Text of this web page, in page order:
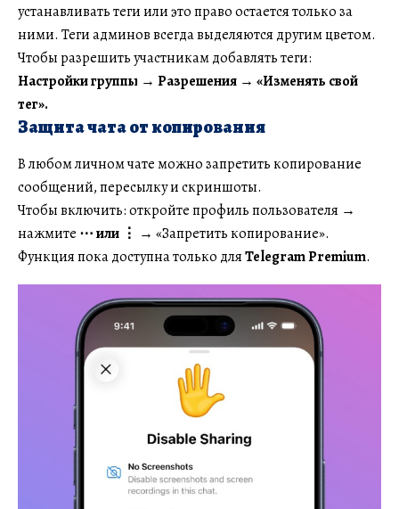
устанавливать теги или это право остается только за
ними. Теги админов всегда выделяются другим цветом.
Чтобы разрешить участникам добавлять теги:
Настройки группы → Разрешения → «Изменять свой
тег».
Защита чата от копирования
В любом личном чате можно запретить копирование
сообщений, пересылку и скриншоты.
Чтобы включить: откройте профиль пользователя →
нажмите ⋯или ⋮ → «Запретить копирование».
Функция пока доступна только дляTelegram Premium.